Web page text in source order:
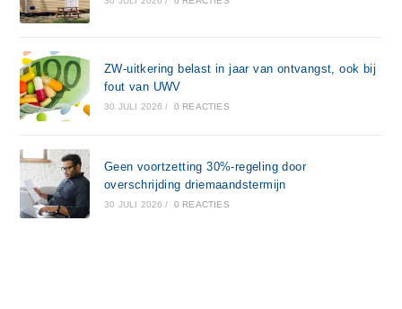
ZW-uitkering belast in jaar van ontvangst, ook bij
fout van UWV
30 JULI 2026 / 0 REACTIES
Geen voortzetting 30%-regeling door
overschrijding driemaandstermijn
30 JULI 2026 / 0 REACTIES